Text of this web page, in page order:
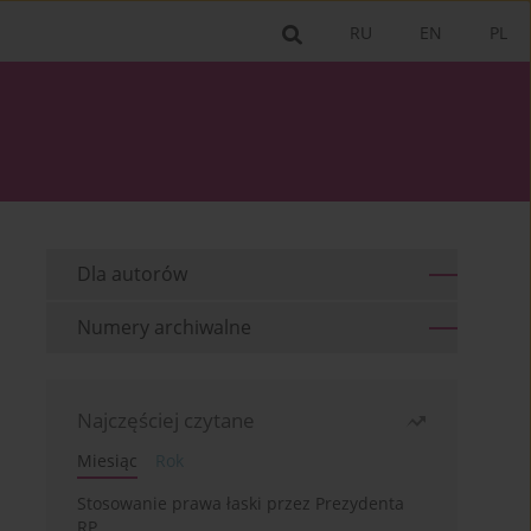
PL
EN
RU
Dla autorów
Numery archiwalne
Najczęściej czytane
Miesiąc
Stosowanie prawa łaski przez Prezydenta